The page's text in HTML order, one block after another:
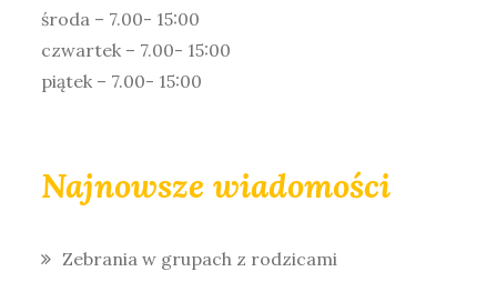
środa – 7.00- 15:00
czwartek – 7.00- 15:00
piątek – 7.00- 15:00
Najnowsze wiadomości
Zebrania w grupach z rodzicami